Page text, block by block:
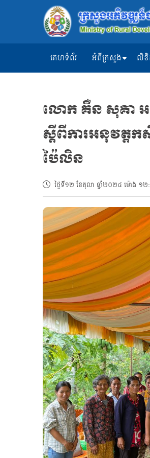
គេហទំព័រ អំពីក្រសួង លិខិ
លោក គឺន សុគា អ
ស្តីពីការអនុវត្ត
ប៉ៃលិន
ថ្ងៃទី១២ ខែតុលា ឆ្នាំ២០២៤ ម៉ោង ១២